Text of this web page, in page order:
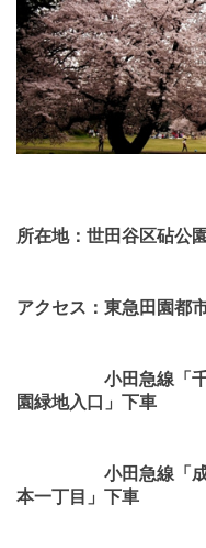
所在地：世田谷区砧公
アクセス：東急田園都
小田急線「
園緑地入口」下車
小田急線「
本一丁目」下車